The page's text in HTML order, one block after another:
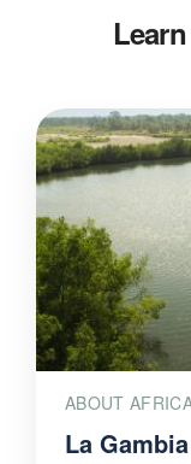
ABOUT
La Gambia